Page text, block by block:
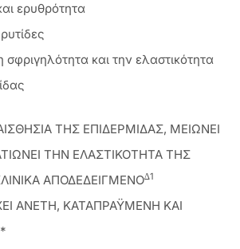
ερυθρότητα
σφριγηλότητα και την ελαστικότητα
ΤΗΣ ΕΠΙΔΕΡΜΙΔΑΣ, ΜΕΙΩΝΕΙ
ΤΗΝ ΕΛΑΣΤΙΚΟΤΗΤΑ ΤΗΣ
ΑΠΟΔΕΔΕΙΓΜΕΝΟ∆1
ΑΝΕΤΗ, ΚΑΤΑΠΡΑΫΜΕΝΗ ΚΑΙ